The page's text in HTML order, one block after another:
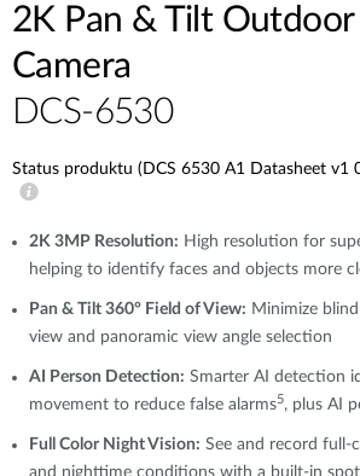
2K Pan & Tilt
Camera​
DCS-6530
Status produktu (DCS 6530 A1 Datasheet v1
2K 3MP Resolution: High resolution for
helping to identify faces and objects more
Pan & Tilt 360° Field of View: Minimize
view and panoramic view angle selection
AI Person Detection: Smarter AI detection
movement to reduce false alarms5, plus AI
Full Color Night Vision: See and record full-
and nighttime conditions with a built-in